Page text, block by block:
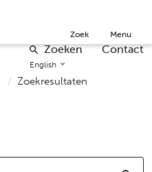
Word vrijwilliger
English
Zoeken Contact
Zoek Menu
Zoekresultaten